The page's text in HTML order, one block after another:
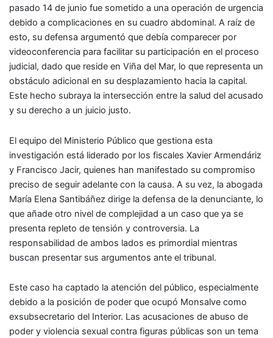
pasado 14 de junio fue sometido a una operación de urgencia
debido a complicaciones en su cuadro abdominal. A raíz de
esto, su defensa argumentó que debía comparecer por
videoconferencia para facilitar su participación en el proceso
judicial, dado que reside en Viña del Mar, lo que representa un
obstáculo adicional en su desplazamiento hacia la capital.
Este hecho subraya la intersección entre la salud del acusado
y su derecho a un juicio justo.
El equipo del Ministerio Público que gestiona esta
investigación está liderado por los fiscales Xavier Armendáriz
y Francisco Jacir, quienes han manifestado su compromiso
preciso de seguir adelante con la causa. A su vez, la abogada
María Elena Santibáñez dirige la defensa de la denunciante, lo
que añade otro nivel de complejidad a un caso que ya se
presenta repleto de tensión y controversia. La
responsabilidad de ambos lados es primordial mientras
buscan presentar sus argumentos ante el tribunal.
Este caso ha captado la atención del público, especialmente
debido a la posición de poder que ocupó Monsalve como
exsubsecretario del Interior. Las acusaciones de abuso de
poder y violencia sexual contra figuras públicas son un tema